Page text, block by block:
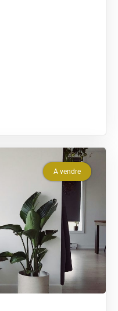
A vendre